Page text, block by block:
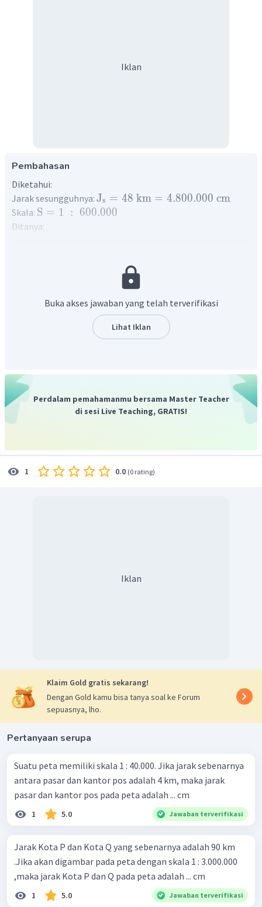
Iklan
Pembahasan
Diketahui:
Jarak sesungguhnya: Js = 48 km = 4.800.000 cm
Skala: S = 1 : 600.000
Ditanya:
=
=
S
600.000
600.000
4.800.000 cm
cm
Jadi, jarak kedua kota pada peta adalah
Buka akses jawaban yang telah terverifikasi
Lihat Iklan
Perdalam pemahamanmu bersama Master Teacher
di sesi Live Teaching, GRATIS!
1 0.0 (0 rating)
Iklan
Klaim Gold gratis sekarang!
Dengan Gold kamu bisa tanya soal ke Forum
sepuasnya, lho.
Pertanyaan serupa
Suatu peta memiliki skala 1 : 40.000. Jika jarak sebenarnya
antara pasar dan kantor pos adalah 4 km, maka jarak
pasar dan kantor pos pada peta adalah ... cm
1 5.0 Jawaban terverifikasi
Jarak Kota P dan Kota Q yang sebenarnya adalah 90 km
.Jika akan digambar pada peta dengan skala 1 : 3.000.000
,maka jarak Kota P dan Q pada peta adalah ... cm
1 5.0 Jawaban terverifikasi